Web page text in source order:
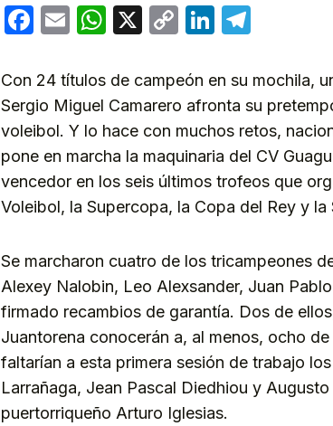
Facebook
EmailWhatsApp
X
CopyLinkedIn
Con 24 títulos de campeón en su mochila,
Sergio Miguel Camarero afronta su
voleibol. Y lo hace con muchos retos,
pone en marcha la maquinaria del CV
vencedor en los seis últimos trofeos que
Voleibol, la Supercopa, la Copa del Rey y la
Se marcharon cuatro de los tricampeones
Alexey Nalobin, Leo Alexsander, Juan
firmado recambios de garantía. Dos de
Juantorena conocerán a, al menos, ocho
faltarían a esta primera sesión de trabajo
Larrañaga, Jean Pascal Diedhiou y
puertorriqueño Arturo Iglesias.